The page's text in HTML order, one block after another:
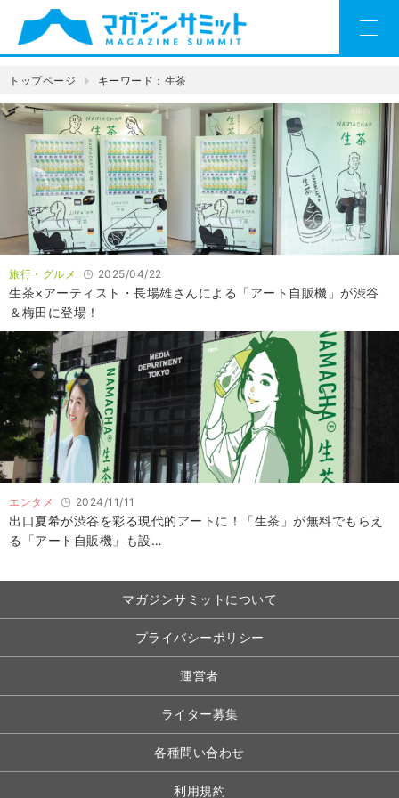
トップページ キーワード：生茶
旅行・グルメ 2025/04/22
生茶×アーティスト・長場雄さんによる「アート自販機」が渋谷
＆梅田に登場！
エンタメ 2024/11/11
出口夏希が渋谷を彩る現代的アートに！「生茶」が無料でもらえ
る「アート自販機」も設…
マガジンサミットについて
プライバシーポリシー
運営者
ライター募集
各種問い合わせ
利用規約